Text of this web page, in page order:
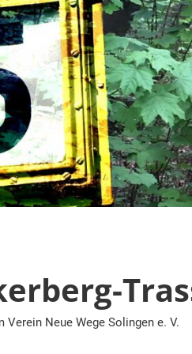
Verein Neue Wege Solingen e. V.